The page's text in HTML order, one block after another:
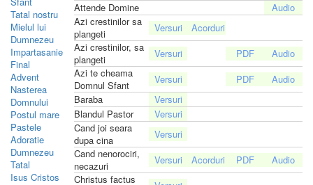
Tatal nostru
Mielul lui
Dumnezeu
Impartasanie
Final
Advent
Nasterea
Domnului
Postul mare
Pastele
Adoratie
Dumnezeu
Tatal
Isus Cristos
Attende Domine
Azi crestinilor sa
plangeti
Azi crestinilor, sa
plangeti
Azi te cheama
Domnul Sfant
Baraba
Blandul Pastor
Cand joi seara
dupa cina
Cand nenorociri,
necazuri
Christus factus